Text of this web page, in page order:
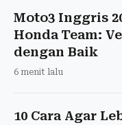
Moto3 Inggris
Honda Team:
dengan Baik
6 menit lalu
10 Cara Agar